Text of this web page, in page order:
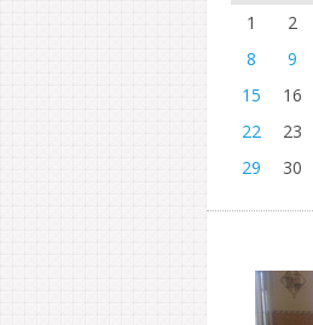
1
2
8
9
15
16
22
23
29
30